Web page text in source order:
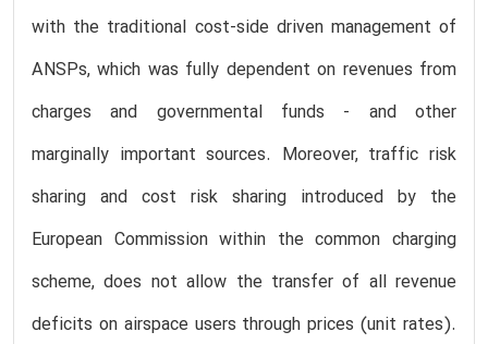
with the traditional cost-side driven management of
ANSPs, which was fully dependent on revenues from
charges and governmental funds - and other
marginally important sources. Moreover, traffic risk
sharing and cost risk sharing introduced by the
European Commission within the common charging
scheme, does not allow the transfer of all revenue
deficits on airspace users through prices (unit rates).